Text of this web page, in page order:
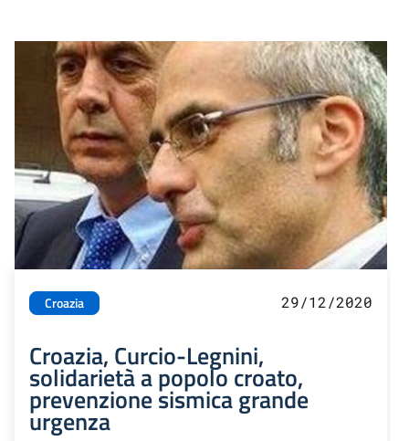
Croazia 29/12/2020
Croazia, Curcio-Legnini,
solidarietà a popolo croato,
prevenzione sismica grande
urgenza